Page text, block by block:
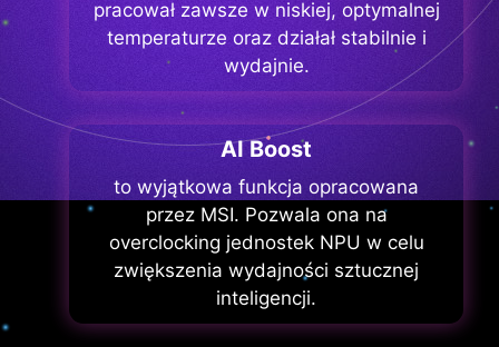
pracował zawsze w niskiej, optymalnej
temperaturze oraz działał stabilnie i
wydajnie.
AI Boost
to wyjątkowa funkcja opracowana
przez MSI. Pozwala ona na
overclocking jednostek NPU w celu
zwiększenia wydajności sztucznej
inteligencji.